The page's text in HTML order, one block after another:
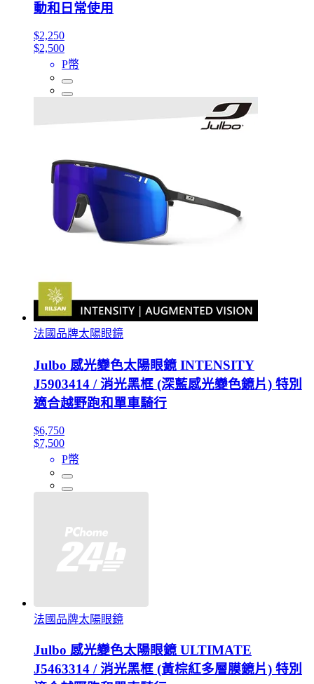
動和日常使用
$2,250
$2,500
P幣
法國品牌太陽眼鏡
Julbo 感光變色太陽眼鏡 INTENSITY
J5903414 / 消光黑框 (深藍感光變色鏡片) 特別
適合越野跑和單車騎行
$6,750
$7,500
P幣
法國品牌太陽眼鏡
Julbo 感光變色太陽眼鏡 ULTIMATE
J5463314 / 消光黑框 (黃棕紅多層膜鏡片) 特別